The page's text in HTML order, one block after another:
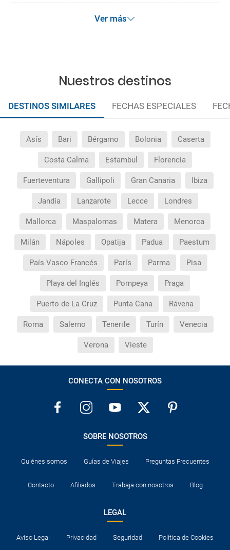
Ver más
Nuestros destinos
DESTINOS SIMILARES FECHAS ESPECIALES
Asís Bari Bérgamo Bolonia Caserta
Costa Calma Estambul Florencia
Fuerteventura Gallipoli Gran Canaria Ibiza
Jandía Lanzarote Lecce Londres
Mallorca Maspalomas Matera Menorca
Milán Nápoles Opatija Padua Paestum
País Vasco Francés París Parma Pisa
Playa del Inglés Pompeya Praga
Puerto de La Cruz Punta Cana Rávena
Roma Salerno Tenerife Turín Venecia
Verona Vieste
CONECTA CON NOSOTROS
SOBRE NOSOTROS
Quiénes somos Guías de Viajes Preguntas Frecuentes
Contacto Afiliados Trabaja con nosotros Blog
LEGAL
Aviso Legal Privacidad Seguridad Política de Cookies